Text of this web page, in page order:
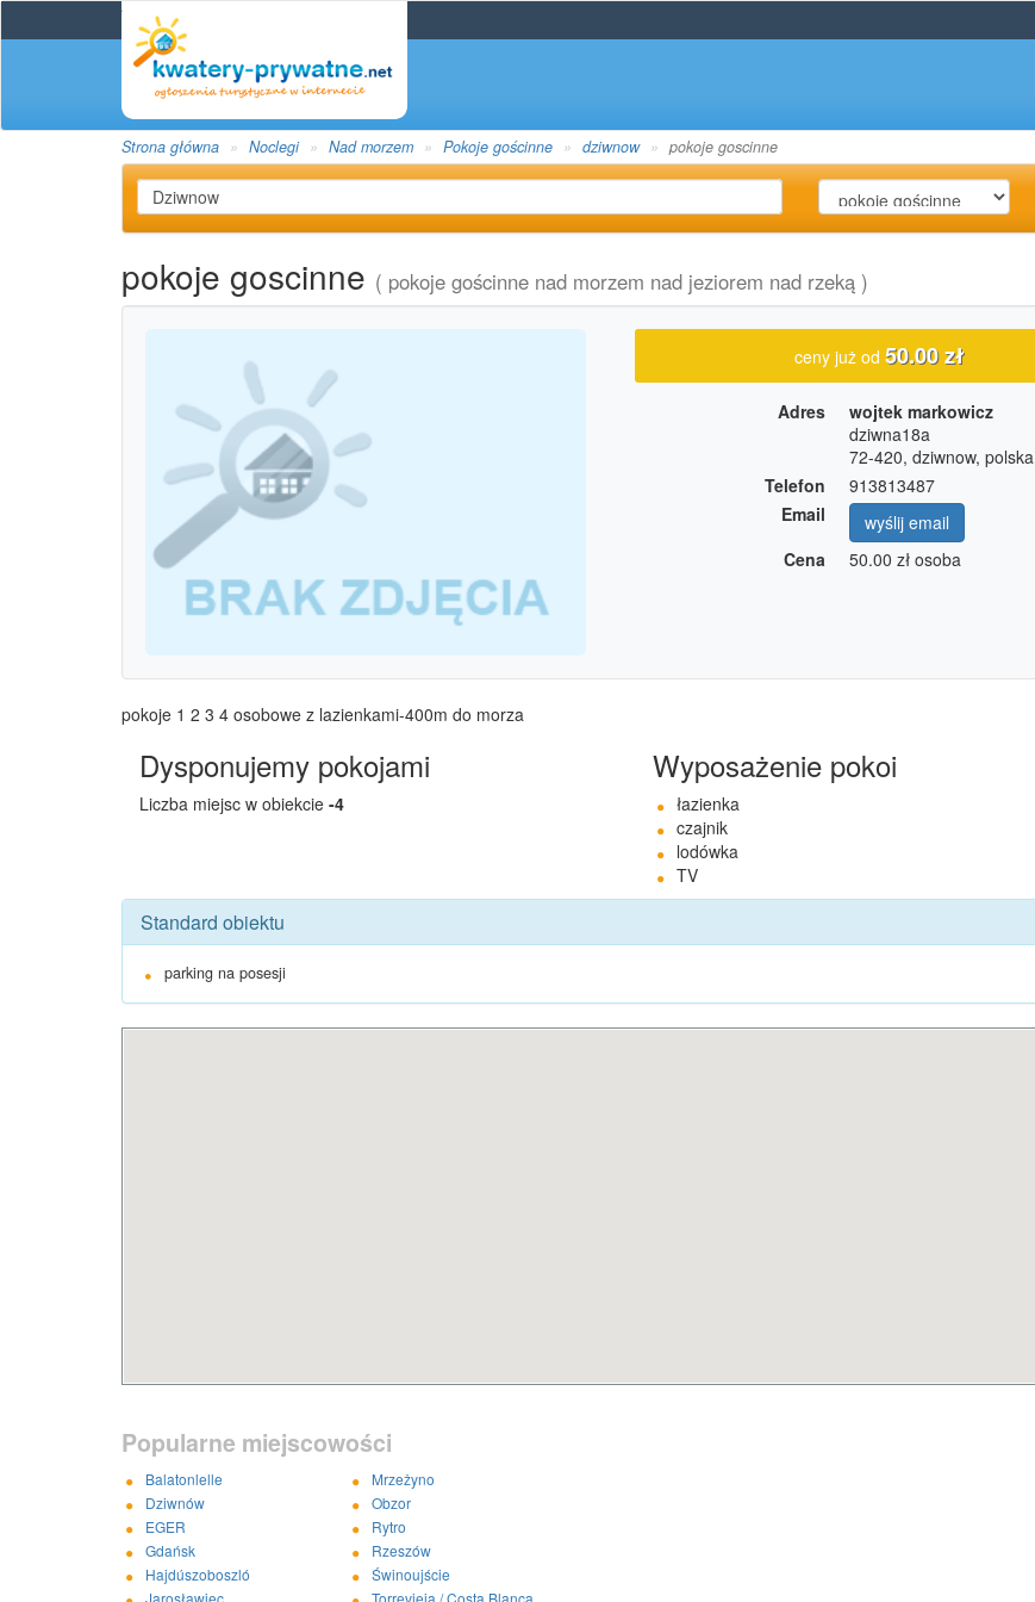
Strona główna Noclegi Nad morzem Pokoje gościnne dziwnow pokoje goscinne
pokoje goscinne ( pokoje gościnne nad morzem nad jeziorem nad rzeką )
ceny już od50.00 zł
Adres
wojtek markowicz
dziwna18a
72-420, dziwnow, polska
Telefon
913813487
Email
wyślij email
Cena
50.00 zł osoba
pokoje 1 2 3 4 osobowe z lazienkami-400m do morza
Dysponujemy pokojami
Liczba miejsc w obiekcie -4
Wyposażenie pokoi
łazienka
czajnik
lodówka
TV
Standard obiektu
parking na posesji
Popularne miejscowości
Balatonlelle
Dziwnów
EGER
Gdańsk
Hajdúszoboszló
Jarosławiec
Mrzeżyno
Obzor
Rytro
Rzeszów
Świnoujście
Torrevieja / Costa Blanca